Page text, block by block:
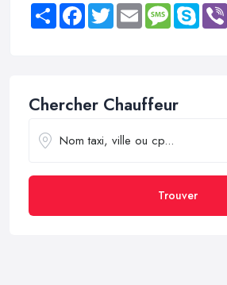
Share FacebookTwitter Email MessageSkype
Chercher Chauffeur
Trouver